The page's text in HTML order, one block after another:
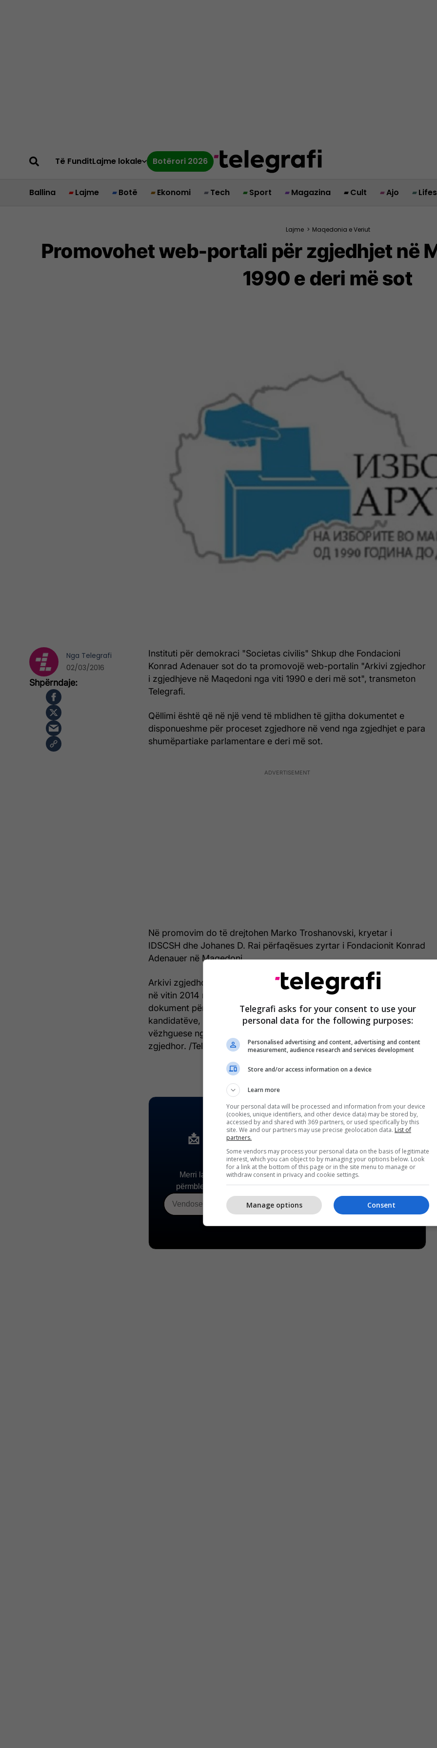
Të FunditLajme lokale Botërori 2026
Ballina Lajme Botë Ekonomi Tech Sport Magazina Cult Ajo
Lajme > Maqedonia e Veriut
Promovohet web-portali për zgjedhjet në
1990 e deri më sot
Instituti për demokraci "Societas civilis" Shkup dhe Fondacioni
Konrad Adenauer sot do ta promovojë web-portalin "Arkivi zgjedhor
i zgjedhjeve në Maqedoni nga viti 1990 e deri më sot", transmeton
Telegrafi.
Qëllimi është që në një vend të mblidhen të gjitha dokumentet e
disponueshme për proceset zgjedhore në vend nga zgjedhjet e para
shumëpartiake parlamentare e deri më sot.
Në promovim do të drejtohen Marko Troshanovski, kryetar i
IDSCSH dhe Johanes D. Rai përfaqësues zyrtar i Fondacionit Konrad
Adenauer në Maqedoni.
Arkivi zgjedhor i përfshin të gjitha ciklet zgjedhore nga viti 1990 deri
në vitin 2014 me dokumente të disponueshme në shtatë seksione:
dokument për shpallje të zgjedhjeve, lista zgjedhore, lista të
kandidatëve, rezultate nga zgjedhjet, raporte nga zgjedhjet, raporte
vëzhguese nga organizata ndërkombëtare dhe vendore dhe kodi
zgjedhor. /Telegrafi/
Nga Telegrafi
02/03/2016
Telegrafi asks for your consent to use your
personal data for the following purposes:
Personalised advertising and content, advertising and content
measurement, audience research and services development
Store and/or access information on a device
Learn more
Your personal data will be processed and information from your device
(cookies, unique identifiers, and other device data) may be stored by,
accessed by and shared with 369 partners, or used specifically by this
site. We and our partners may use precise geolocation data. List of
partners.
Some vendors may process your personal data on the basis of legitimate
interest, which you can object to by managing your options below. Look
for a link at the bottom of this page or in the site menu to manage or
withdraw consent in privacy and cookie settings.
Consent
Manage options